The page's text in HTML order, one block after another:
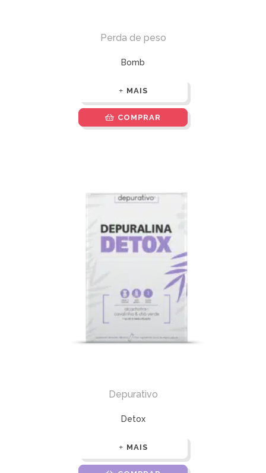
Perda de peso
Bomb
MAIS
COMPRAR
Depurativo
Detox
MAIS